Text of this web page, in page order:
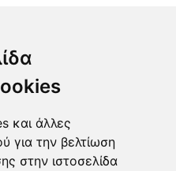
και άλλες
για την βελτίωση
στην ιστοσελίδα